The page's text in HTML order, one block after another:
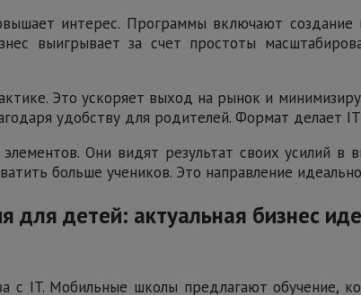
интерес. Программы включают создание
выигрывает за счет простоты
Это ускоряет выход на рынок и
удобству для родителей. Формат делает
Они видят результат своих усилий
больше учеников. Это направление
детей: актуальная бизнес
с IT. Мобильные школы предлагают обучение,